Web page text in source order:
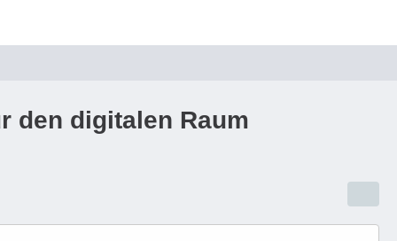
den digitalen Raum